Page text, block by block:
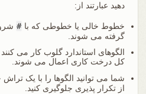
دهید عبارتند از:
خطوط خالی یا خطوطی که با #
گرفته می شوند.
الگوهای استاندارد گلوب کار می
کل درخت کاری اعمال می شوند.
شما می توانید الگوها را با یک تراش
از تکرار پذیری جلوگیری کنید.